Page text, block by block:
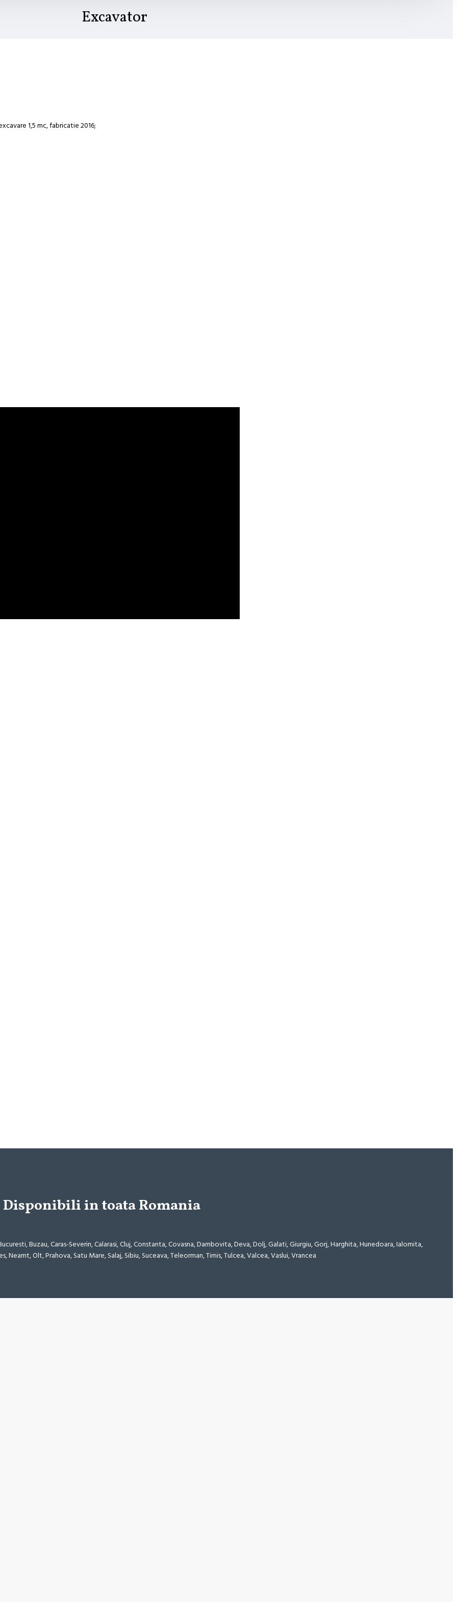
Excavator
1,5 mc, fabricatie 2016;
Disponibili in toata Romania
Buzau, Caras-Severin, Calarasi, Cluj, Constanta, Covasna, Dambovita, Deva, Dolj, Galati, Giurgiu, Gorj, Harghita, Hunedoara, Ialomita,
Neamt, Olt, Prahova, Satu Mare, Salaj, Sibiu, Suceava, Teleorman, Timis, Tulcea, Valcea, Vaslui, Vrancea